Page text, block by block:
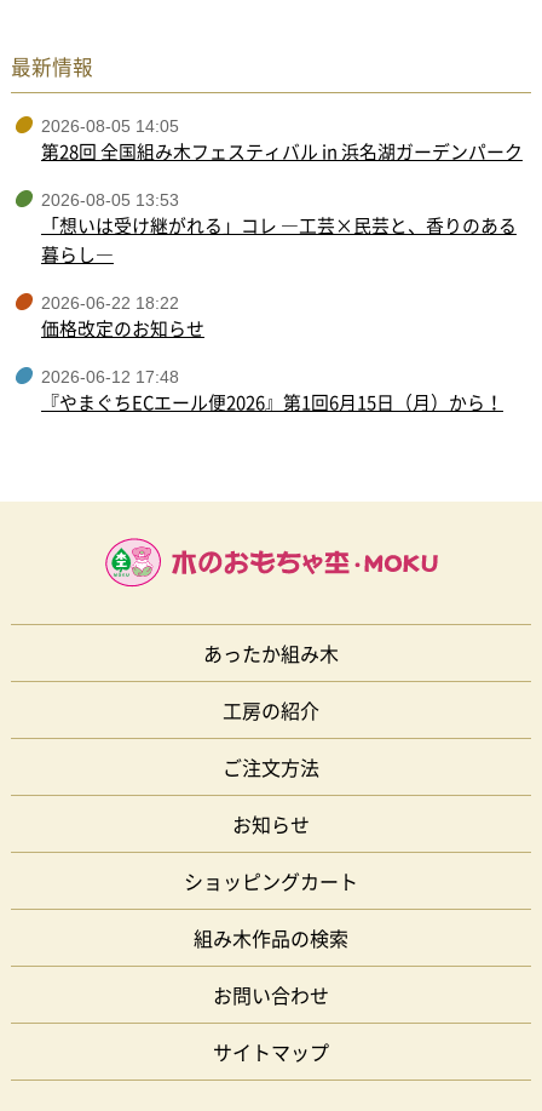
最新情報
2026-08-05 14:05
第28回 全国組み木フェスティバル in 浜名湖ガーデンパーク
2026-08-05 13:53
「想いは受け継がれる」コレ ―工芸×民芸と、香りのある
暮らし―
2026-06-22 18:22
価格改定のお知らせ
2026-06-12 17:48
『やまぐちECエール便2026』第1回6月15日（月）から！
あったか組み木
工房の紹介
ご注文方法
お知らせ
ショッピングカート
組み木作品の検索
お問い合わせ
サイトマップ